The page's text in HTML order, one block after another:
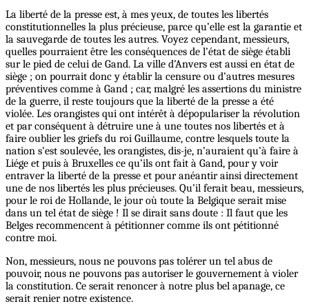
La liberté de la presse est, à mes yeux, de toutes les libertés
constitutionnelles la plus précieuse, parce qu’elle est la garantie et
la sauvegarde de toutes les autres. Voyez cependant, messieurs,
quelles pourraient être les conséquences de l’état de siège établi
sur le pied de celui de Gand. La ville d’Anvers est aussi en état de
siège ; on pourrait donc y établir la censure ou d’autres mesures
préventives comme à Gand ; car, malgré les assertions du ministre
de la guerre, il reste toujours que la liberté de la presse a été
violée. Les orangistes qui ont intérêt à dépopulariser la révolution
et par conséquent à détruire une à une toutes nos libertés et à
faire oublier les griefs du roi Guillaume, contre lesquels toute la
nation s’est soulevée, les orangistes, dis-je, n’auraient qu’à faire à
Liége et puis à Bruxelles ce qu’ils ont fait à Gand, pour y voir
entraver la liberté de la presse et pour anéantir ainsi directement
une de nos libertés les plus précieuses. Qu’il ferait beau, messieurs,
pour le roi de Hollande, le jour où toute la Belgique serait mise
dans un tel état de siège ! Il se dirait sans doute : Il faut que les
Belges recommencent à pétitionner comme ils ont pétitionné
contre moi.
Non, messieurs, nous ne pouvons pas tolérer un tel abus de
pouvoir, nous ne pouvons pas autoriser le gouvernement à violer
la constitution. Ce serait renoncer à notre plus bel apanage, ce
serait renier notre existence.